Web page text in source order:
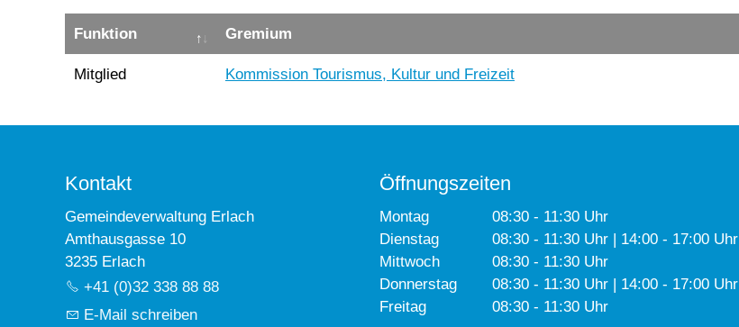
Funktion Gremium
Mitglied Kommission Tourismus, Kultur und Freizeit
Kontakt
Gemeindeverwaltung Erlach
Amthausgasse 10
3235 Erlach
+41 (0)32 338 88 88
E-Mail schreiben
Öffnungszeiten
Montag
Dienstag
Mittwoch
Donnerstag
Freitag
08:30 - 11:30 Uhr
08:30 - 11:30 Uhr | 14:00 - 17:00 Uhr
08:30 - 11:30 Uhr
08:30 - 11:30 Uhr | 14:00 - 17:00 Uhr
08:30 - 11:30 Uhr